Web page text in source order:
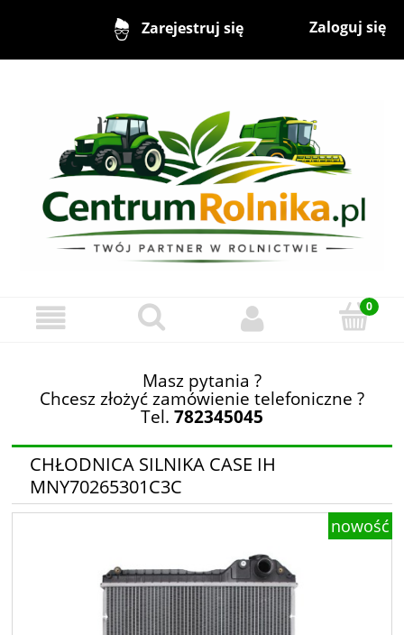
Zarejestruj się Zaloguj się
Masz pytania ?
Chcesz złożyć zamówienie telefoniczne ?
Tel. 782345045
CHŁODNICA SILNIKA CASE IH
MNY70265301C3C
nowość